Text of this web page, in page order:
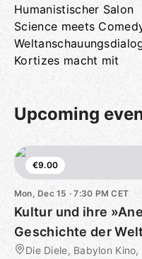
Humanistischer Salon
Science meets
Kortizes macht mit
Upcoming
€9.00
Mon, Dec 15 · 7:30 PM CET
Kultur und ihre
Geschichte der